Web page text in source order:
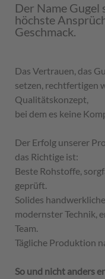
Der Name
höchste
Geschmack.
Das Vertrauen, das
setzen, rechtfertigen
Qualitätskonzept,
bei dem es keine
Der Erfolg unserer
das Richtige ist:
Beste Rohstoffe,
geprüft.
Solides
modernster Technik,
Team.
Tägliche Produktion
So und nicht anders